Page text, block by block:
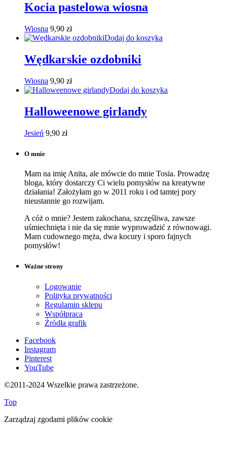
Kocia pastelowa wiosna
Wiosna 9,90 zł
Dodaj do koszyka
Wędkarskie ozdobniki
Wiosna 9,90 zł
Dodaj do koszyka
Halloweenowe girlandy
Jesień 9,90 zł
O mnie
Mam na imię Anita, ale mówcie do mnie Tosia. Prowadzę
bloga, który dostarczy Ci wielu pomysłów na kreatywne
działania! Założyłam go w 2011 roku i od tamtej pory
nieustannie go rozwijam.
A cóż o mnie? Jestem zakochana, szczęśliwa, zawsze
uśmiechnięta i nie da się mnie wyprowadzić z równowagi.
Mam cudownego męża, dwa kocury i sporo fajnych
pomysłów!
Ważne strony
Logowanie
Polityka prywatności
Regulamin sklepu
Współpraca
Źródła grafik
Facebook
Instagram
Pinterest
YouTube
©2011-2024 Wszelkie prawa zastrzeżone.
Top
Zarządzaj zgodami plików cookie